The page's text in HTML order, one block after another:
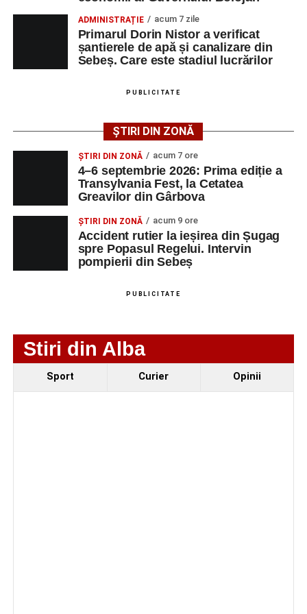
programul de lucru și procesul de recrutare.
Mai jos puteți consulta lista completă a locurilor de
muncă disponibile în comuna Săsciori la data de 4
august 2026, precum și datele de contact ale
LMV
TELEFON/E-
Technology Srl
OPERATOR LA
MASINI-UNELTE
CU COMANDA
NUMERICA
1 0752826367
Ultimele știri din Sebeș
4–6 septembrie 2026: Prima ediție a Transylvania
ADMINISTRAȚIE acum 7 zile
Primarul Dorin Nistor a verificat
șantierele de apă și canalizare din
Sebeș. Care este stadiul lucrărilor
PUBLICITATE
ȘTIRI DIN ZONĂ
ȘTIRI DIN ZONĂ acum 7 ore
4–6 septembrie 2026: Prima ediție a
Transylvania Fest, la Cetatea
Greavilor din Gârbova
ȘTIRI DIN ZONĂ acum 9 ore
Accident rutier la ieșirea din Șugag
spre Popasul Regelui. Intervin
pompierii din Sebeș
PUBLICITATE
Stiri din Alba
Sport Curier Opinii